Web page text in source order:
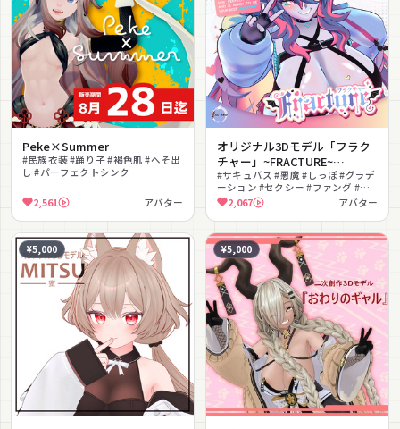
Peke×Summer
#民族衣装 #踊り子 #褐色肌 #へそ出
し #パーフェクトシンク
2,561 アバター
オリジナル3Dモデル「フラク
チャー」~FRACTURE~
VRM+VRC対応
#サキュバス #悪魔 #しっぽ #グラデ
ーション #セクシー #ファング #パ
ステル #パーフェクトシンク #VRM
対応 #ゆめかわいい
2,067 アバター
¥5,000 ¥5,000